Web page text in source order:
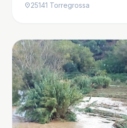
location_on25141 Torregrossa